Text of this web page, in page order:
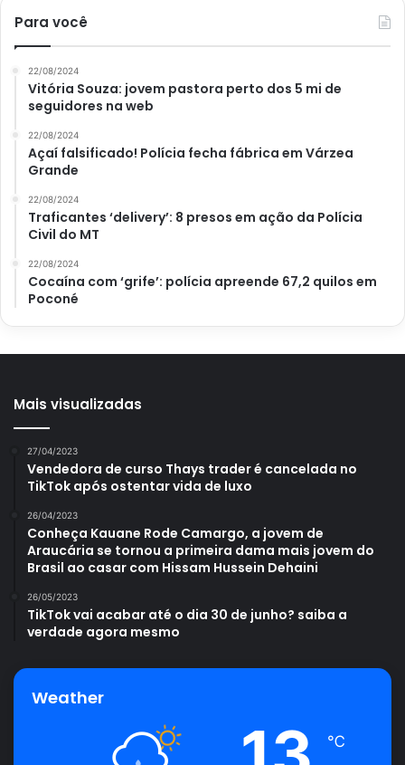
Para você
22/08/2024
Vitória Souza: jovem pastora perto dos 5 mi de
seguidores na web
22/08/2024
Açaí falsificado! Polícia fecha fábrica em Várzea
Grande
22/08/2024
Traficantes ‘delivery’: 8 presos em ação da Polícia
Civil do MT
22/08/2024
Cocaína com ‘grife’: polícia apreende 67,2 quilos em
Poconé
Mais visualizadas
27/04/2023
Vendedora de curso Thays trader é cancelada no
TikTok após ostentar vida de luxo
26/04/2023
Conheça Kauane Rode Camargo, a jovem de
Araucária se tornou a primeira dama mais jovem do
Brasil ao casar com Hissam Hussein Dehaini
26/05/2023
TikTok vai acabar até o dia 30 de junho? saiba a
verdade agora mesmo
Weather
℃